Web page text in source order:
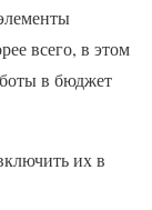
всего, в этом
в бюджет
их в